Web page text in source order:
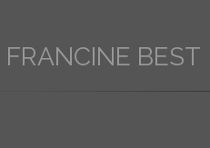
FRANCINE BEST